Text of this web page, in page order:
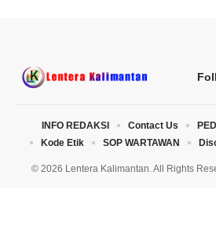
© 2026 Lentera Kalimantan. All Rights
INFO REDAKSI Contact Us
Kode Etik
SOP WARTAWAN